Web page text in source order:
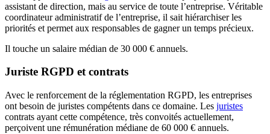
assistant de direction, mais au service de toute l’entreprise. Véritable
coordinateur administratif de l’entreprise, il sait hiérarchiser les
priorités et permet aux responsables de gagner un temps précieux.
Il touche un salaire médian de 30 000 € annuels.
Juriste RGPD et contrats
Avec le renforcement de la réglementation RGPD, les entreprises
ont besoin de juristes compétents dans ce domaine. Les juristes
contrats ayant cette compétence, très convoités actuellement,
perçoivent une rémunération médiane de 60 000 € annuels.